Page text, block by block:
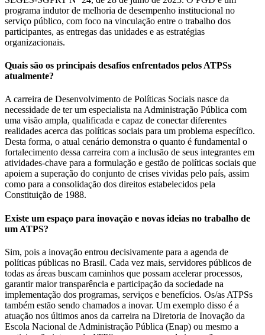
programa indutor de melhoria de desempenho institucional no
serviço público, com foco na vinculação entre o trabalho dos
participantes, as entregas das unidades e as estratégias
organizacionais.
Quais são os principais desafios enfrentados pelos ATPSs
atualmente?
A carreira de Desenvolvimento de Políticas Sociais nasce da
necessidade de ter um especialista na Administração Pública com
uma visão ampla, qualificada e capaz de conectar diferentes
realidades acerca das políticas sociais para um problema específico.
Desta forma, o atual cenário demonstra o quanto é fundamental o
fortalecimento dessa carreira com a inclusão de seus integrantes em
atividades-chave para a formulação e gestão de políticas sociais que
apoiem a superação do conjunto de crises vividas pelo país, assim
como para a consolidação dos direitos estabelecidos pela
Constituição de 1988.
Existe um espaço para inovação e novas ideias no trabalho de
um ATPS?
Sim, pois a inovação entrou decisivamente para a agenda de
políticas públicas no Brasil. Cada vez mais, servidores públicos de
todas as áreas buscam caminhos que possam acelerar processos,
garantir maior transparência e participação da sociedade na
implementação dos programas, serviços e benefícios. Os/as ATPSs
também estão sendo chamados a inovar. Um exemplo disso é a
atuação nos últimos anos da carreira na Diretoria de Inovação da
Escola Nacional de Administração Pública (Enap) ou mesmo a